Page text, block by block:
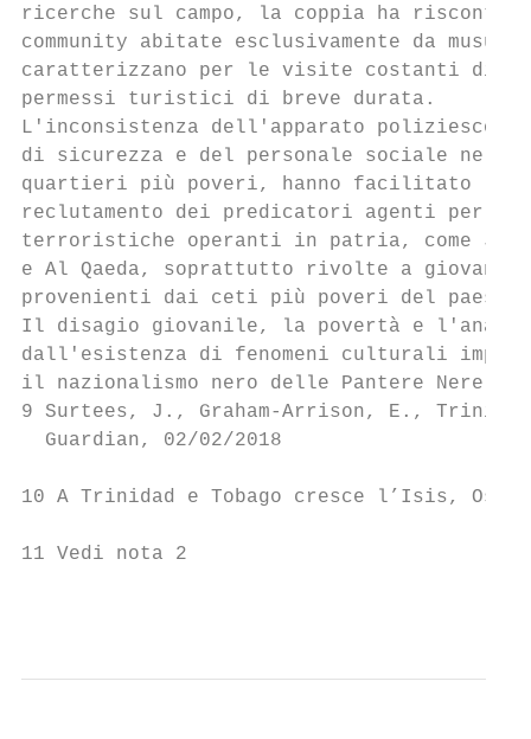
ricerche sul campo, la coppia ha
community abitate esclusivamente da
caratterizzano per le visite costanti di
permessi turistici di breve durata.
L'inconsistenza dell'apparato poliziesco,
di sicurezza e del personale sociale
quartieri più poveri, hanno facilitato le
reclutamento dei predicatori agenti per
terroristiche operanti in patria, come
e Al Qaeda, soprattutto rivolte a giovani
provenienti dai ceti più poveri del paese.
Il disagio giovanile, la povertà e
dall'esistenza di fenomeni culturali
il nazionalismo nero delle Pantere Nere
9 Surtees, J., Graham-Arrison, E.,
  Guardian, 02/02/2018
10 A Trinidad e Tobago cresce l’Isis,
11 Vedi nota 2